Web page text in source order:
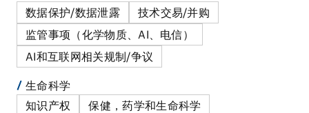
数据保护/数据泄露
技术交易/并购
监管事项（化学物质、AI、电信）
AI和互联网相关规制/争议
生命科学
知识产权
保健，药学和生命科学